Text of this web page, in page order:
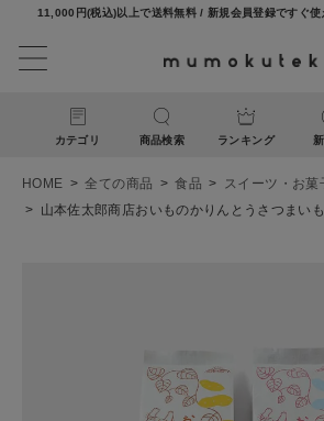
11,000円(税込)以上で送料無料 / 新規会員登録ですぐ
カテゴリ 商品検索 ランキング
HOME 全ての商品 食品 スイーツ・お菓
山本佐太郎商店おいものかりんとうさつまい